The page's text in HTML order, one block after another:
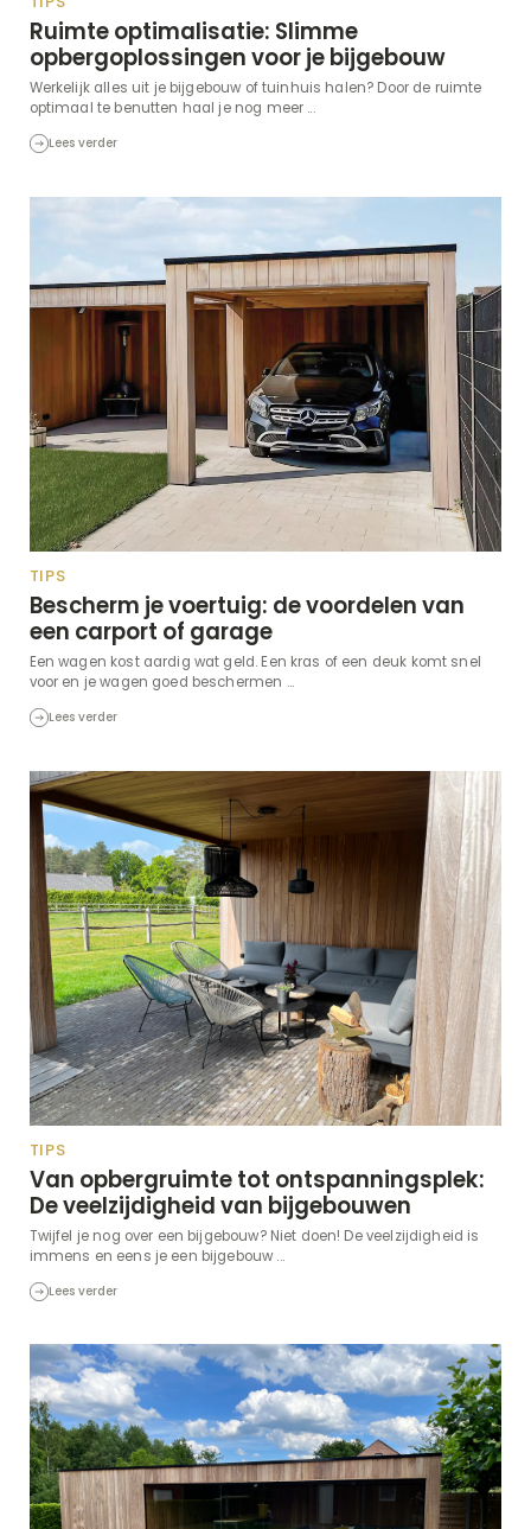
Ruimte optimalisatie: Slimme
opbergoplossingen voor je bijgebouw
Werkelijk alles uit je bijgebouw of tuinhuis halen? Door de ruimte
optimaal te benutten haal je nog meer ...
Lees verder
TIPS
Bescherm je voertuig: de voordelen van
een carport of garage
Een wagen kost aardig wat geld. Een kras of een deuk komt snel
voor en je wagen goed beschermen ...
Lees verder
TIPS
Van opbergruimte tot ontspanningsplek:
De veelzijdigheid van bijgebouwen
Twijfel je nog over een bijgebouw? Niet doen! De veelzijdigheid is
immens en eens je een bijgebouw ...
Lees verder